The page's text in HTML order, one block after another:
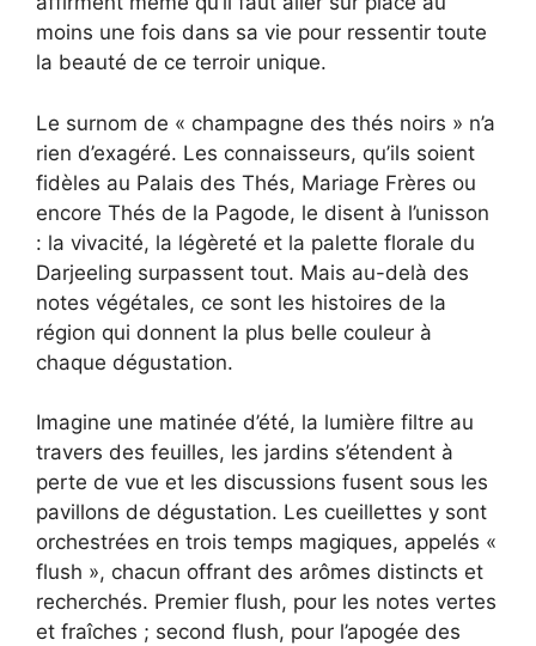
moins une fois dans sa vie pour ressentir toute
la beauté de ce terroir unique.
Le surnom de « champagne des thés noirs » n’a
rien d’exagéré. Les connaisseurs, qu’ils soient
fidèles au Palais des Thés, Mariage Frères ou
encore Thés de la Pagode, le disent à l’unisson
: la vivacité, la légèreté et la palette florale du
Darjeeling surpassent tout. Mais au-delà des
notes végétales, ce sont les histoires de la
région qui donnent la plus belle couleur à
chaque dégustation.
Imagine une matinée d’été, la lumière filtre au
travers des feuilles, les jardins s’étendent à
perte de vue et les discussions fusent sous les
pavillons de dégustation. Les cueillettes y sont
orchestrées en trois temps magiques, appelés «
flush », chacun offrant des arômes distincts et
recherchés. Premier flush, pour les notes vertes
et fraîches ; second flush, pour l’apogée des